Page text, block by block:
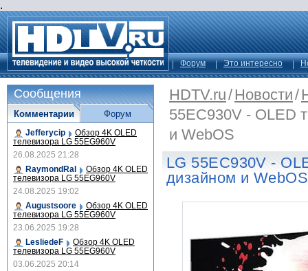
.
Форум Это интересно
HDTV.ru/Новости/
55EC930V - OLED
и WebOS
LG 55EC930V -
дизайном и WebOS
Сообщения
Комментарии
Jefferycip Обзор 4K OLED
телевизора LG 55EG960V
26.08.2025 21:28
RaymondRal
Обзор 4K OLED
телевизора LG 55EG960V
24.08.2025 19:02
Augustsoore
Обзор 4K OLED
телевизора LG 55EG960V
23.06.2025 19:28
LesliedeF
Обзор 4K OLED
телевизора LG 55EG960V
03.06.2025 20:14
Форум